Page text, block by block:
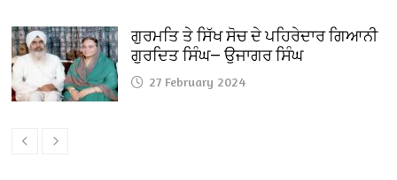
ਗੁਰਮਤਿ ਤੇ ਸਿੱਖ ਸੋਚ ਦੇ ਪਹਿਰੇਦਾਰ ਗਿਆਨੀ
ਗੁਰਦਿਤ ਸਿੰਘ— ਉਜਾਗਰ ਸਿੰਘ
27 February 2024